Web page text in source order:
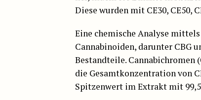
Diese wurden mit CE30, CE50,
Eine chemische Analyse
Cannabinoiden, darunter CBG
Bestandteile. Cannabichromen
die Gesamtkonzentration von
Spitzenwert im Extrakt mit